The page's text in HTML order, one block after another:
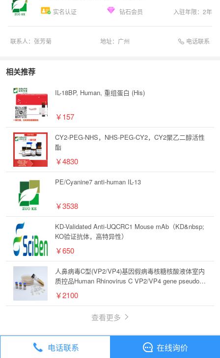
实名认证 钻石会员 入驻年限： 2年
联系人： 张芳菊 地址： 广州 电话联系
相关推荐
IL-18BP, Human, 重组蛋白 (His)
￥157
CY2-PEG-NHS，NHS-PEG-CY2，CY2聚乙二醇活性
酯
￥4830
PE/Cyanine7 anti-human IL-13
￥3538
KD-Validated Anti-UQCRC1 Mouse mAb（KD&nbsp;
KO验证抗体，高特异性）
￥650
人鼻病毒C型(VP2/VP4)基因假病毒核糖核酸液体室内
质控品Human Rhinovirus C VP2/VP4 gene pseudovir
t
￥2100
查看更多
全部分类 试剂
电话联系 在线询价